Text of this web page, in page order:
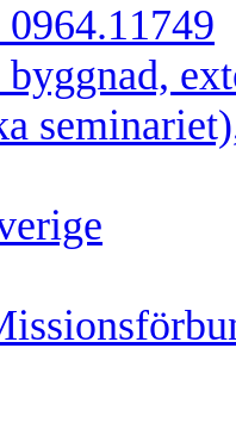
0964.11749
byggnad,